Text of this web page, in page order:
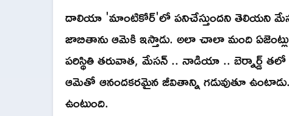
దాలియా 'మాంటికోర్'లో పనిచేస్తుందని తెలియని
జాబితాను ఆమెకి ఇస్తాడు. అలా చాలా మంది
పరిస్థితి తరువాత, మేసన్ .. నాడియా .. బెర్నార్డ్ తలో
ఆమెతో ఆనందకరమైన జీవితాన్ని గడువుతూ
ఉంటుంది.